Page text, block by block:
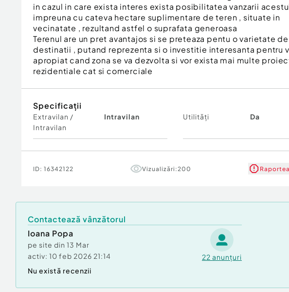
in cazul in care exista interes exista posibilitatea vanzarii
impreuna cu cateva hectare suplimentare de teren , situate in
vecinatate , rezultand astfel o suprafata generoasa
Terenul are un pret avantajos si se preteaza pentu o varietate de
destinatii , putand reprezenta si o investitie interesanta pentru
apropiat cand zona se va dezvolta si vor exista mai multe
rezidentiale cat si comerciale
Specificații
Extravilan /
Intravilan
Intravilan Utilități Da
ID: 16342122 Vizualizări: 200
Contactează vânzătorul
Ioana Popa
pe site din 13 Mar
activ: 10 feb 2026 21:14 22 anunțuri
Nu există recenzii